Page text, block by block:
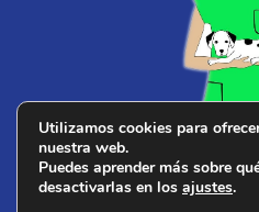
¿ Buscas
Utilizamos cookies para
nuestra web.
Puedes aprender más sobre
desactivarlas en los ajustes.